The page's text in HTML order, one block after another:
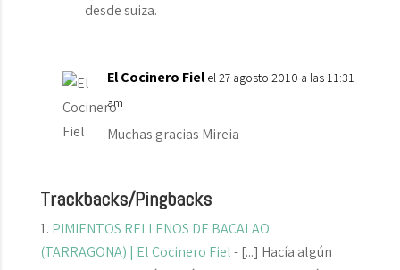
desde suiza.
El Cocinero Fiel el 27 agosto 2010 a las 11:31
am
Muchas gracias Mireia
Trackbacks/Pingbacks
PIMIENTOS RELLENOS DE BACALAO
(TARRAGONA) | El Cocinero Fiel- [...] Hacía algún